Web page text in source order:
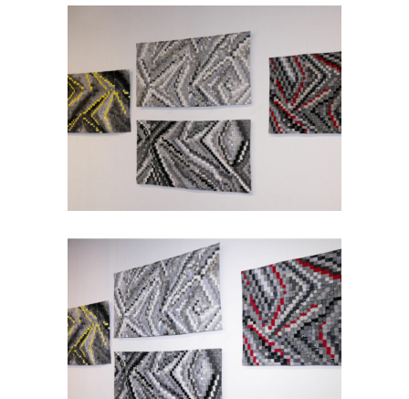
SEMAGRAMME 219
505_SEMAGRAMMES/SERIES-
ANTERIEURES
505_SEMAGRAMMES :
SEMAGRAMME 220
505_SEMAGRAMMES/
SERIES-
ANTERIEURES